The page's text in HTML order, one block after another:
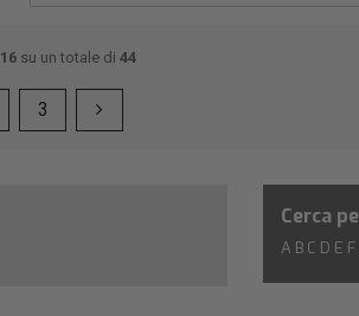
16su un totale di 44
3
Cerca
A B C D E F